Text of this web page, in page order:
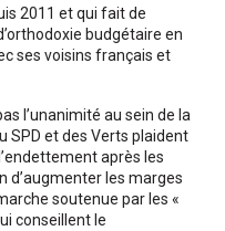
2011 et qui fait de
budgétaire en
ses voisins français et
l’unanimité au sein de la
SPD et des Verts plaident
après les
d’augmenter les marges
soutenue par les «
conseillent le